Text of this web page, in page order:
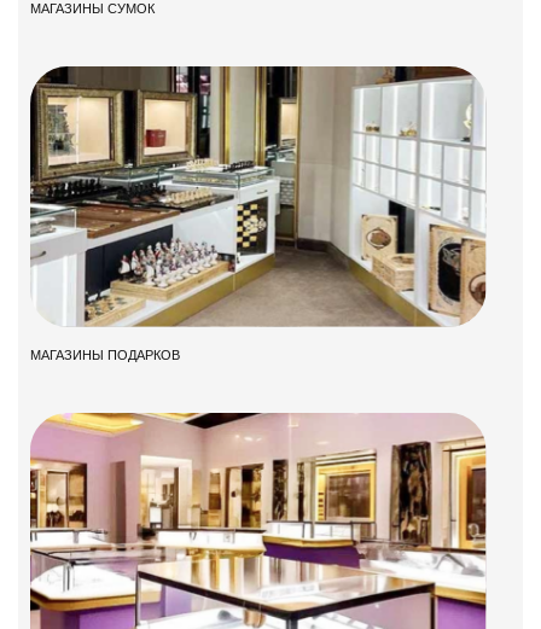
МАГАЗИНЫ СУМОК
МАГАЗИНЫ ПОДАРКОВ